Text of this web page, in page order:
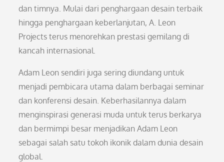
dan timnya. Mulai dari penghargaan desain terbaik
hingga penghargaan keberlanjutan, A. Leon
Projects terus menorehkan prestasi gemilang di
kancah internasional.
Adam Leon sendiri juga sering diundang untuk
menjadi pembicara utama dalam berbagai seminar
dan konferensi desain. Keberhasilannya dalam
menginspirasi generasi muda untuk terus berkarya
dan bermimpi besar menjadikan Adam Leon
sebagai salah satu tokoh ikonik dalam dunia desain
global.